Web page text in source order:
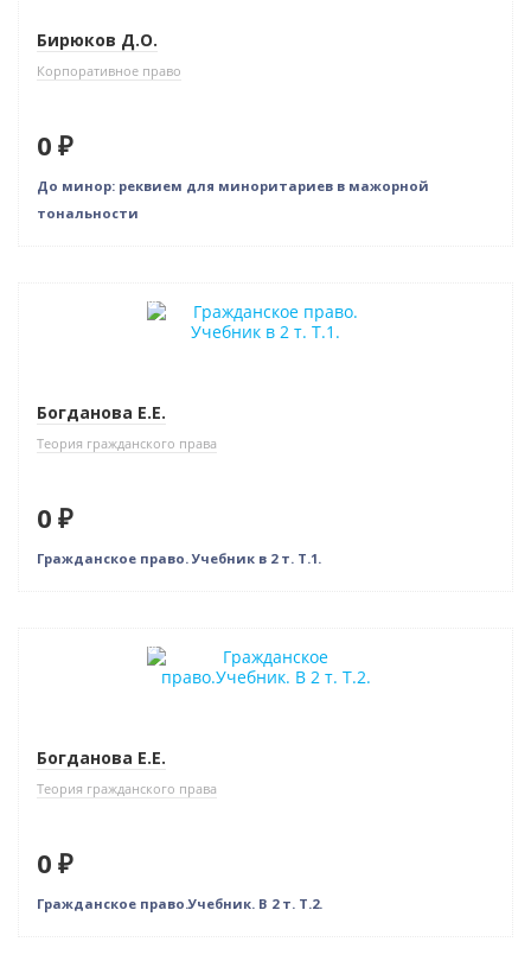
Бирюков Д.О.
Корпоративное право
0 ₽
До минор: реквием для миноритариев в мажорной
тональности
Нет в наличии
Богданова Е.Е.
Теория гражданского права
0 ₽
Гражданское право. Учебник в 2 т. Т.1.
Нет в наличии
Богданова Е.Е.
Теория гражданского права
0 ₽
Гражданское право.Учебник. В 2 т. Т.2.